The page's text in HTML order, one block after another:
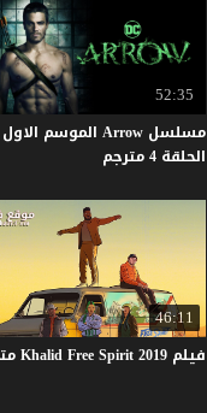
52:35
مسلسل Arrow الموسم الاول
الحلقة 4 مترجم
46:11
فيلم KhalidFreeSpirit2019